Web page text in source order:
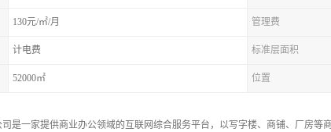
130元/㎡/月 管理费
计电费 标准层面积
52000㎡ 位置
是一家提供商业办公领域的互联网综合服务平台，以写字楼、商铺、厂房